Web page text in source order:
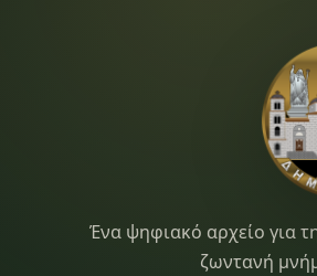
Dimitsana.gr
Ένα ψηφιακό αρχείο για
ζωντανή